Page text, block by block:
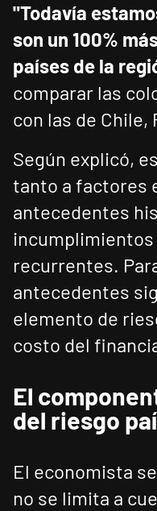
"Todavía
son un 100%
países de la
comparar las
con las de Chile,
Según explicó,
tanto a factores
antecedentes
incumplimientos
recurrentes.
antecedentes
elemento de
costo del
El
del riesgo
El economista
no se limita a